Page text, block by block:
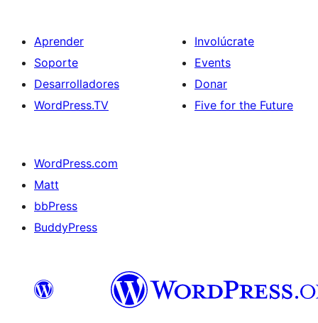
Aprender
Soporte
Desarrolladores
WordPress.TV
Involúcrate
Events
Donar
Five for the Future
WordPress.com
Matt
bbPress
BuddyPress